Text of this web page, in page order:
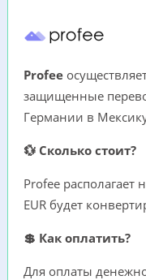
Profee
защищенные
Германии в
💱 Сколько стоит?
Profee
EUR будет
💲 Как оплатить?
Для оплаты